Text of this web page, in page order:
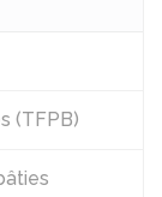
(TFPB)